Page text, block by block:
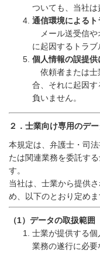
ついても、当社は
通信環境による
メール送受信や
に起因するトラブ
個人情報の誤提
依頼者または士
合、それに起因
負いません。
２．士業向け専用のデ
本規定は、弁護士・司
たは関連業務を委託す
す。
当社は、士業から提供
め、以下のとおり定めま
（1）データの取扱範囲
士業が提供する
業務の遂行に必要